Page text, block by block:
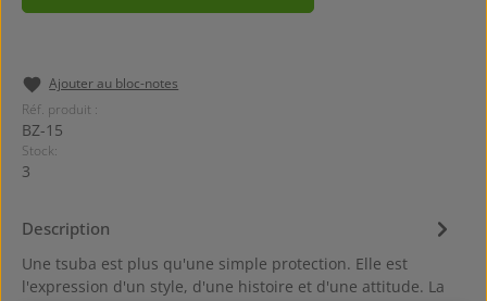
Ajouter au bloc-notes
Réf. produit :
BZ-15
Stock:
3
Description
Une tsuba est plus qu'une simple protection. Elle est
l'expression d'un style, d'une histoire et d'une attitude. La